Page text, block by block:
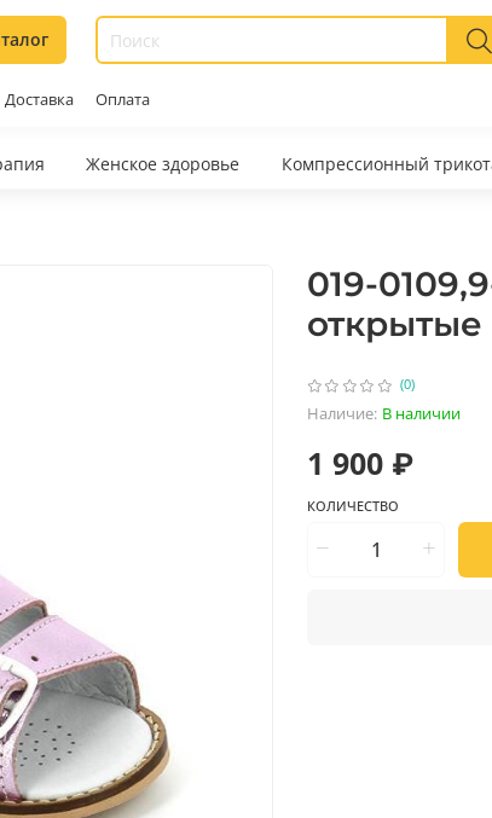
Доставка Оплата
Женское здоровье Компрессионный
(0)
Наличие: В наличии
019-
1 900 ₽
КОЛИЧЕСТВО